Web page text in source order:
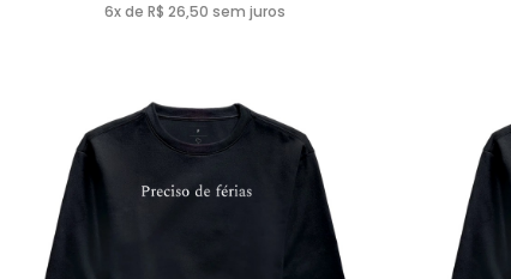
6x de R$ 26,50 sem juros